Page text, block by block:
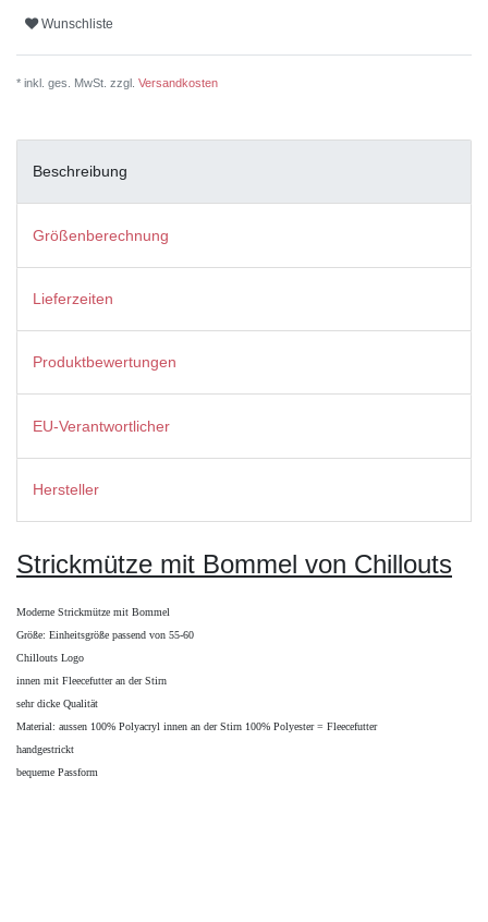
Wunschliste
* inkl. ges. MwSt. zzgl. Versandkosten
Beschreibung
Größenberechnung
Lieferzeiten
Produktbewertungen
EU-Verantwortlicher
Hersteller
Strickmütze mit Bommel von Chillouts
Moderne Strickmütze mit Bommel
Größe: Einheitsgröße passend von 55-60
Chillouts Logo
innen mit Fleecefutter an der Stirn
sehr dicke Qualität
Material: aussen 100% Polyacryl innen an der Stirn 100% Polyester = Fleecefutter
handgestrickt
bequeme Passform